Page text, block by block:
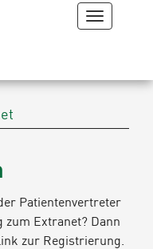
Navigation
Patientenvertreter
zum Extranet? Dann
zur Registrierung.